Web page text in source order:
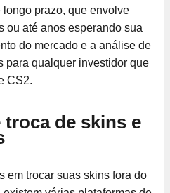
prazo, que envolve
ou até anos esperando sua
do mercado e a análise de
para qualquer investidor que
CS2.
de skins e
​​em trocar suas skins fora do